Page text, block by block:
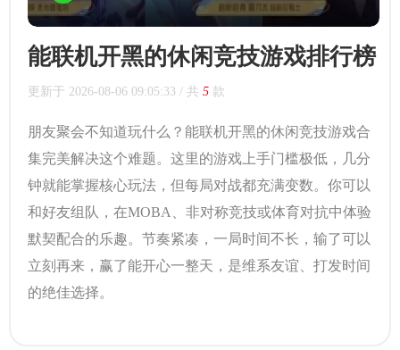
能联机开黑的休闲竞技游戏排行榜
更新于 2026-08-06 09:05:33 / 共 5 款
朋友聚会不知道玩什么？能联机开黑的休闲竞技游戏合
集完美解决这个难题。这里的游戏上手门槛极低，几分
钟就能掌握核心玩法，但每局对战都充满变数。你可以
和好友组队，在MOBA、非对称竞技或体育对抗中体验
默契配合的乐趣。节奏紧凑，一局时间不长，输了可以
立刻再来，赢了能开心一整天，是维系友谊、打发时间
的绝佳选择。